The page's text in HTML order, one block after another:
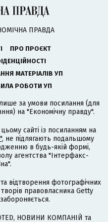
ПРАВДА
ПРО ПРОЄКТ
МАТЕРІАЛІВ УП
РОБОТИ УП
за умови посилання (для
на "Економічну правду".
сайті із посиланням на
, не підлягають подальшому
в будь-якій формі,
агентства "Інтерфакс-
відтворення фотографічних
творів правовласника Getty
НОВИНИ КОМПАНІЙ та